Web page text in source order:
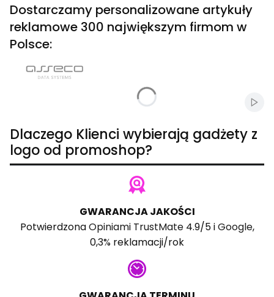
Dostarczamy personalizowane artykuły
reklamowe 300 największym firmom w
Polsce:
Dlaczego Klienci wybierają gadżety z
logo od promoshop?
GWARANCJA JAKOŚCI
PotwierdzonaOpiniami TrustMate4.9/5 iGoogle,
0,3% reklamacji/rok